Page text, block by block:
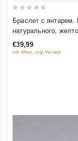
out
5
Браслет с янтарем.
натурального,
красного цвета
€39,99
inkl. Mwst., zzgl. Versand